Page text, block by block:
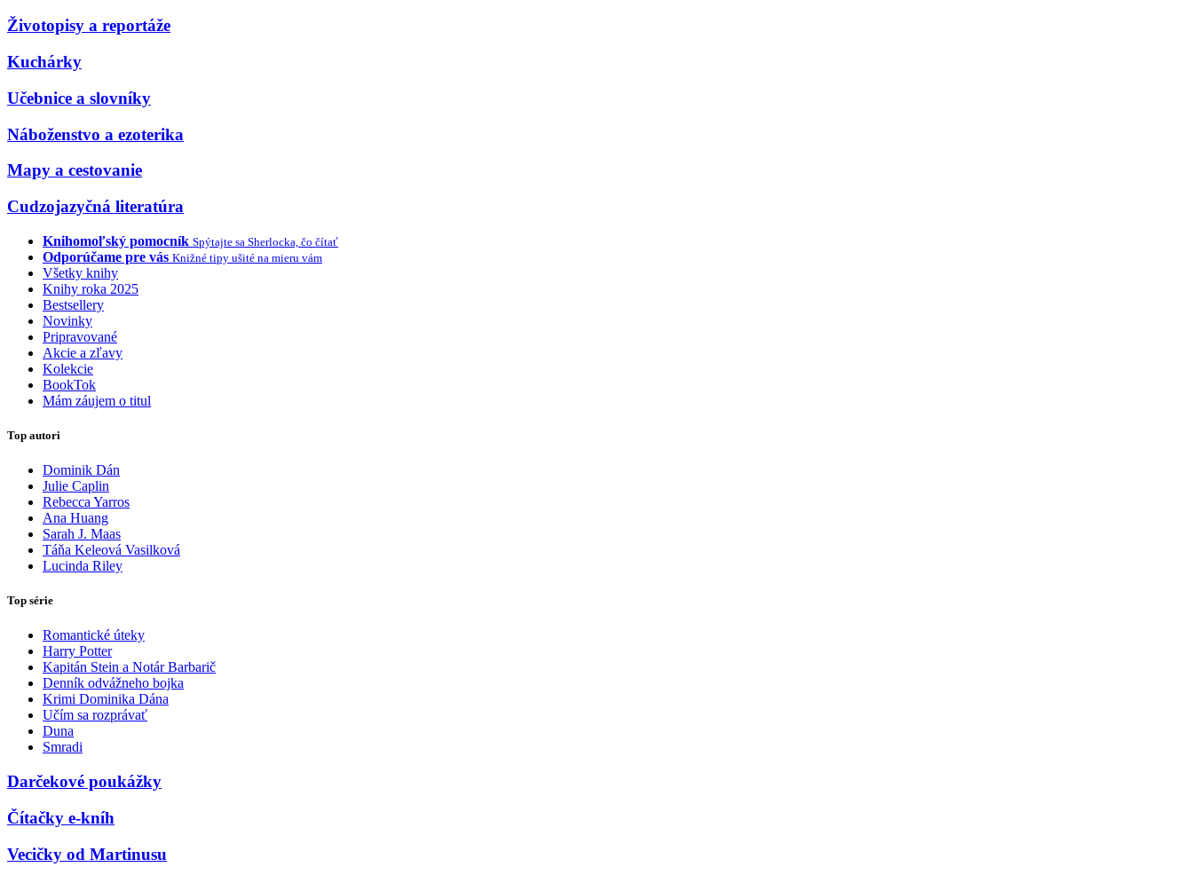
Životopisy a reportáže
Kuchárky
Učebnice a slovníky
Náboženstvo a ezoterika
Mapy a cestovanie
Cudzojazyčná literatúra
Knihomoľský pomocník Spýtajte sa Sherlocka, čo čítať
Odporúčame pre vás Knižné tipy ušité na mieru vám
Všetky knihy
Knihy roka 2025
Bestsellery
Novinky
Pripravované
Akcie a zľavy
Kolekcie
BookTok
Mám záujem o titul
Top autori
Dominik Dán
Julie Caplin
Rebecca Yarros
Ana Huang
Sarah J. Maas
Táňa Keleová Vasilková
Lucinda Riley
Top série
Romantické úteky
Harry Potter
Kapitán Stein a Notár Barbarič
Denník odvážneho bojka
Krimi Dominika Dána
Učím sa rozprávať
Duna
Smradi
Darčekové poukážky
Čítačky e-kníh
Vecičky od Martinusu